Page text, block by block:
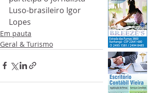
Luso-brasileiro Igor
Lopes
Em pauta
Geral & Turismo